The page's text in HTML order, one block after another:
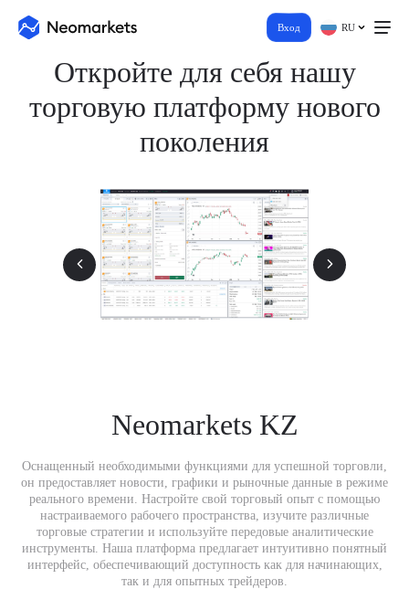
Вход RU
Откройте для себя нашу
торговую платформу нового
поколения
Neomarkets KZ
Оснащенный необходимыми функциями для успешной торговли,
он предоставляет новости, графики и рыночные данные в режиме
реального времени. Настройте свой торговый опыт с помощью
настраиваемого рабочего пространства, изучите различные
торговые стратегии и используйте передовые аналитические
инструменты. Наша платформа предлагает интуитивно понятный
интерфейс, обеспечивающий доступность как для начинающих,
так и для опытных трейдеров.